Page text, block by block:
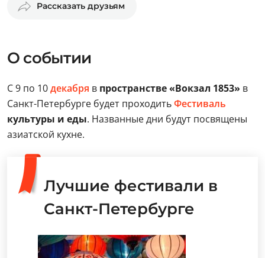
Рассказать друзьям
О событии
С 9 по 10декабря в пространстве «Вокзал 1853» в
Санкт-Петербурге будет проходитьФестиваль
культуры и еды. Названные дни будут посвящены
азиатской кухне.
Лучшие фестивали в
Санкт-Петербурге